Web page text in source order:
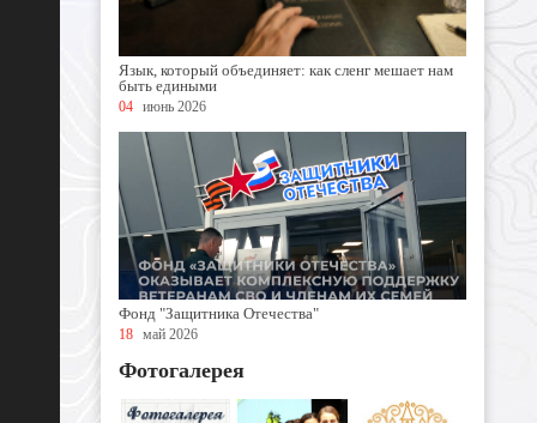
Язык, который объединяет: как сленг мешает нам
быть едиными
04 июнь 2026
Фонд "Защитника Отечества"
18 май 2026
Фотогалерея